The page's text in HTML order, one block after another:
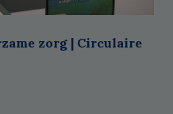
zorg | Circulaire